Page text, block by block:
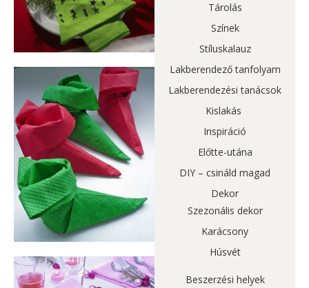
Tárolás
Színek
Stíluskalauz
Lakberendező tanfolyam
Lakberendezési tanácsok
Kislakás
Inspiráció
Előtte-utána
DIY – csináld magad
Dekor
Szezonális dekor
Karácsony
Húsvét
Beszerzési helyek